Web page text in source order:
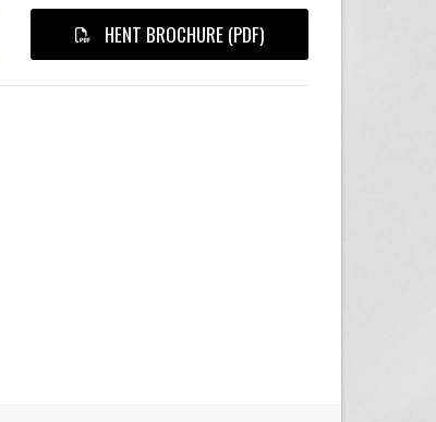
HENT BROCHURE (PDF)